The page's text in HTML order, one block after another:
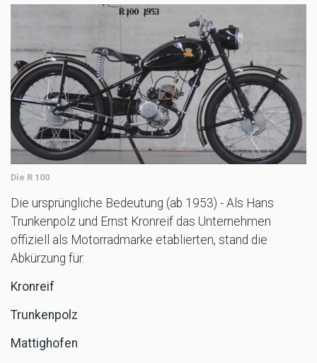
Die R 100
Die ursprüngliche Bedeutung (ab 1953) - Als Hans
Trunkenpolz und Ernst Kronreif das Unternehmen
offiziell als Motorradmarke etablierten, stand die
Abkürzung für:
Kronreif
Trunkenpolz
Mattighofen